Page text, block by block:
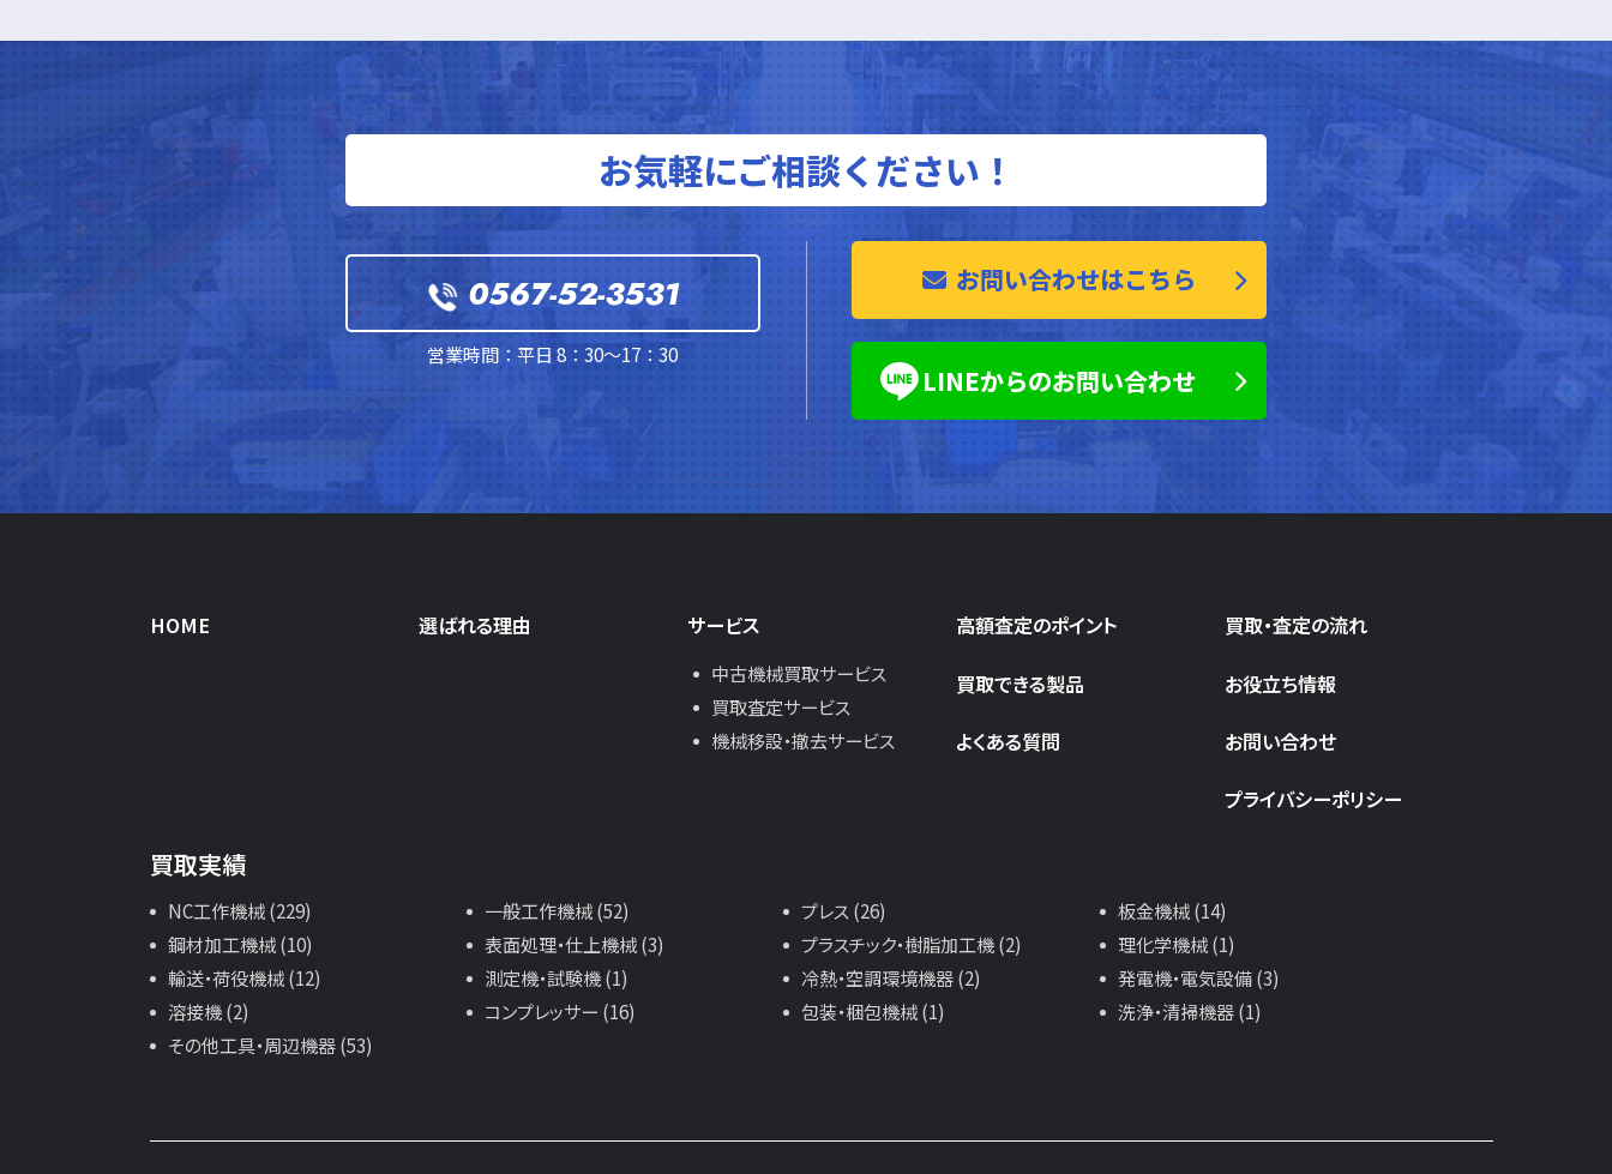
お気軽にご相談ください！
0567-52-3531
営業時間：平日 8：30～17：30
お問い合わせはこちら
LINEからのお問い合わせ
HOME 選ばれる理由 サービス
中古機械買取サービス
買取査定サービス
機械移設・撤去サービス
高額査定のポイント
買取できる製品
よくある質問
買取・査定の流れ
お役立ち情報
お問い合わせ
プライバシーポリシー
買取実績
NC工作機械 (229) 一般工作機械 (52) プレス (26)
板金機械 (14)
鋼材加工機械 (10)
表面処理・仕上機械 (3) プラスチック・樹脂加工機 (2)
理化学機械 (1)
輸送・荷役機械 (12)
測定機・試験機 (1) 冷熱・空調環境機器 (2)
発電機・電気設備 (3)
溶接機 (2)
コンプレッサー (16) 包装・梱包機械 (1)
洗浄・清掃機器 (1)
その他工具・周辺機器 (53)